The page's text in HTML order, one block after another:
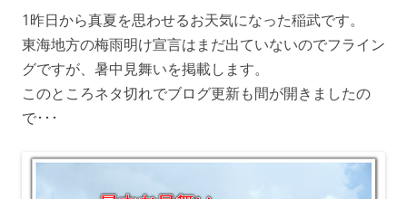
プ
1昨日から真夏を思わせるお天気になった稲武です。
東海地方の梅雨明け宣言はまだ出ていないのでフライン
グですが、暑中見舞いを掲載します。
このところネタ切れでブログ更新も間が開きましたの
で･･･